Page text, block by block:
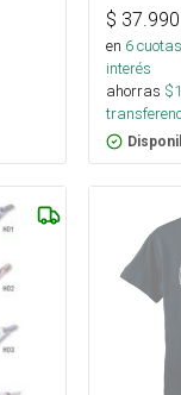
$ 37.990
en 6
interés
ahorras $